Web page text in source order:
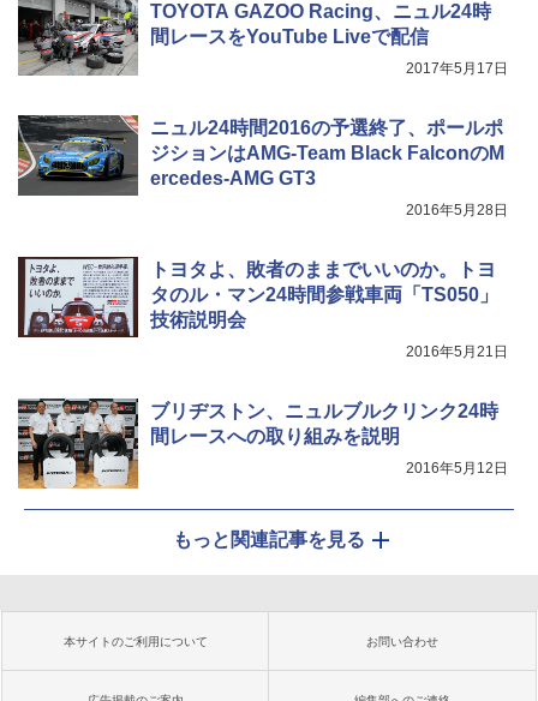
TOYOTA GAZOO Racing、ニュル24時
間レースをYouTube Liveで配信
2017年5月17日
ニュル24時間2016の予選終了、ポールポ
ジションはAMG-Team Black FalconのM
ercedes-AMG GT3
2016年5月28日
トヨタよ、敗者のままでいいのか。トヨ
タのル・マン24時間参戦車両「TS050」
技術説明会
2016年5月21日
ブリヂストン、ニュルブルクリンク24時
間レースへの取り組みを説明
2016年5月12日
もっと関連記事を見る
本サイトのご利用について お問い合わせ